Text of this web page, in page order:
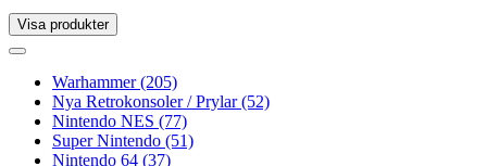
Visa produkter
Toggle
Toggle
navigationWarhammer(205)
Nya Retrokonsoler / Prylar(52)
Nintendo NES (77)
Super Nintendo (51)
Nintendo 64 (37)